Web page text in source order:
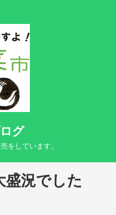
グ
をしています。
盛況でした